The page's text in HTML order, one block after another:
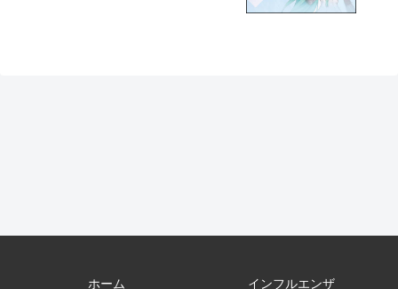
ホーム インフルエンザ